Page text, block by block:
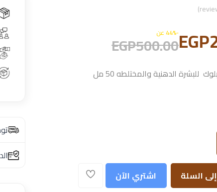
-44% عن
EGP500.00
للبشرة الدهنية والمختلطه 50 مل
السلة اشتري الآن